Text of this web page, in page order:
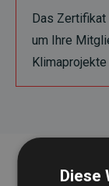
Das
um Ihre
Diese